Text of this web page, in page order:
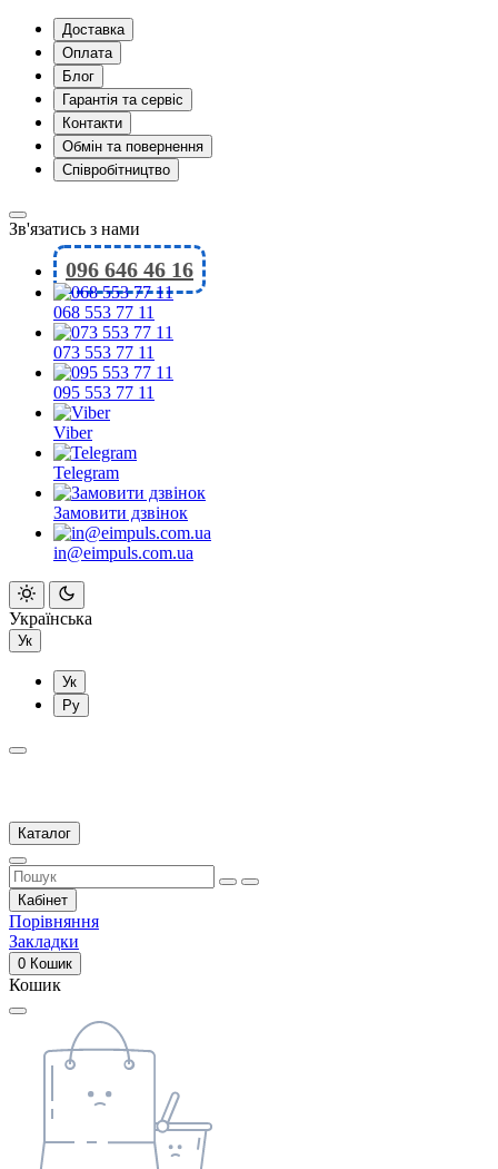
Доставка
Оплата
Блог
Гарантія та сервіс
Контакти
Обмін та повернення
Співробітництво
Зв'язатись з нами
096 646 46 16
068 553 77 11
073 553 77 11
095 553 77 11
Viber
Telegram
Замовити дзвінок
in@eimpuls.com.ua
Українська
Ук
Ук
Ру
Каталог
Кабінет
Порівняння
Закладки
0 Кошик
Кошик